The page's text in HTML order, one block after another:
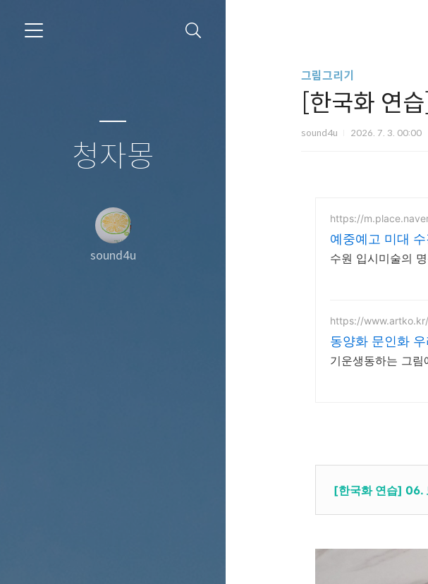
청자몽
sound4u
그림그리기
[한국화 연
sound4u 2026. 7. 3. 00:00
https://
예중예고 미대
수원 입시미술의
https://
동양화 문인화
기운생동하는 그
[한국화 연습] 06.